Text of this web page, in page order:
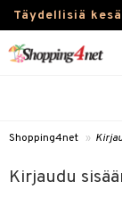
Täydellisiä
Piilolinssit
Luontaistuotteet
Shopping4net »
Kirjaudu
sisään